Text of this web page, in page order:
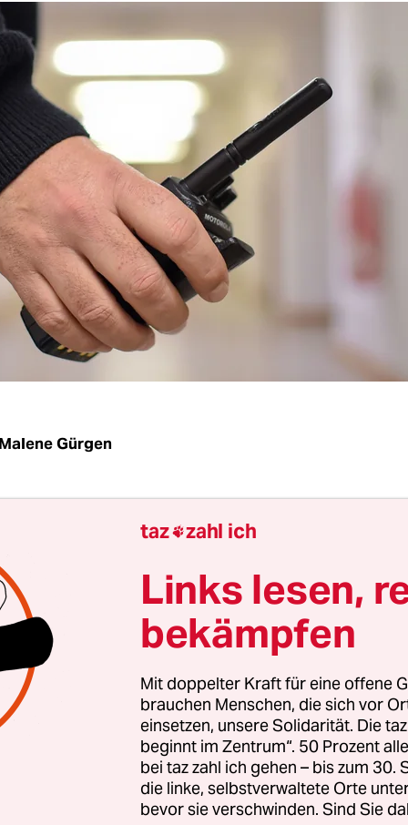
Gürgen
ist Frau H. depressiv, den Anblick von
Denn Frau H. und ihr Mann haben ihr
zwei Monaten lebt das geflüchtete Paar in
In der Nacht auf den 23. Juni
Monat schwanger, starke Schmerzen und
daraufhin zwei Mitarbeiter des
zu rufen.
weigert sich: Sonntagfrüh um
Krankenwagen. Nicht einmal ein Taxi wollten
Ein eigenes Handy hat das junge
sie den Weg in das drei Kilometer entfernte
taz zahl ich
Links lesen,
bekämpfen
Mit doppelter Kraft für eine offene
brauchen Menschen, die sich vor
einsetzen, unsere Solidarität. Die
beginnt im Zentrum“. 50 Prozent
bei taz zahl ich gehen – bis zum
die linke, selbstverwaltete Orte
bevor sie verschwinden. Sind Sie